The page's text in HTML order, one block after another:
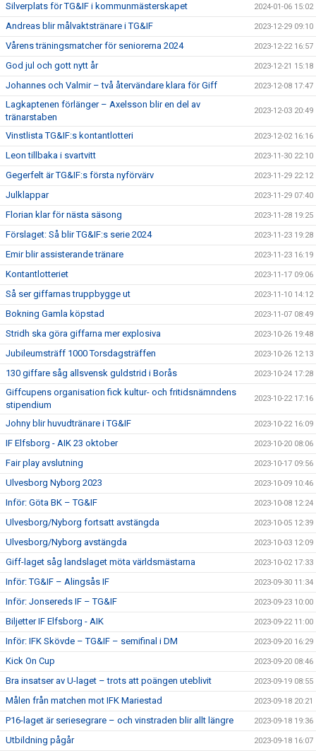
Silverplats för TG&IF i kommunmästerskapet 2024-01-06 15:02
Andreas blir målvaktstränare i TG&IF 2023-12-29 09:10
Vårens träningsmatcher för seniorerna 2024 2023-12-22 16:57
God jul och gott nytt år 2023-12-21 15:18
Johannes och Valmir – två återvändare klara för Giff 2023-12-08 17:47
Lagkaptenen förlänger – Axelsson blir en del av
tränarstaben
2023-12-03 20:49
Vinstlista TG&IF:s kontantlotteri 2023-12-02 16:16
Leon tillbaka i svartvitt 2023-11-30 22:10
Gegerfelt är TG&IF:s första nyförvärv 2023-11-29 22:12
Julklappar 2023-11-29 07:40
Florian klar för nästa säsong 2023-11-28 19:25
Förslaget: Så blir TG&IF:s serie 2024 2023-11-23 19:28
Emir blir assisterande tränare 2023-11-23 16:19
Kontantlotteriet 2023-11-17 09:06
Så ser giffarnas truppbygge ut 2023-11-10 14:12
Bokning Gamla köpstad 2023-11-07 08:49
Stridh ska göra giffarna mer explosiva 2023-10-26 19:48
Jubileumsträff 1000 Torsdagsträffen 2023-10-26 12:13
130 giffare såg allsvensk guldstrid i Borås 2023-10-24 17:28
Giffcupens organisation fick kultur- och fritidsnämndens
stipendium
2023-10-22 17:16
Johny blir huvudtränare i TG&IF 2023-10-22 16:09
IF Elfsborg - AIK 23 oktober 2023-10-20 08:06
Fair play avslutning 2023-10-17 09:56
Ulvesborg Nyborg 2023 2023-10-09 10:46
Inför: Göta BK – TG&IF 2023-10-08 12:24
Ulvesborg/Nyborg fortsatt avstängda 2023-10-05 12:39
Ulvesborg/Nyborg avstängda 2023-10-03 12:09
Giff-laget såg landslaget möta världsmästarna 2023-10-02 17:33
Inför: TG&IF – Alingsås IF 2023-09-30 11:34
Inför: Jonsereds IF – TG&IF 2023-09-23 10:00
Biljetter IF Elfsborg - AIK 2023-09-22 11:00
Inför: IFK Skövde – TG&IF – semifinal i DM 2023-09-20 16:29
Kick On Cup 2023-09-20 08:46
Bra insatser av U-laget – trots att poängen uteblivit 2023-09-19 08:55
Målen från matchen mot IFK Mariestad 2023-09-18 20:21
P16-laget är seriesegrare – och vinstraden blir allt längre 2023-09-18 19:36
Utbildning pågår 2023-09-18 16:07